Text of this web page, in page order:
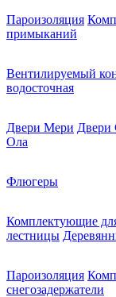
Пароизоляция
примыканий
Вентилируемый
водосточная
Двери Мери Двери
Ола
Флюгеры
Комплектующие
лестницы
Пароизоляция
снегозадержатели